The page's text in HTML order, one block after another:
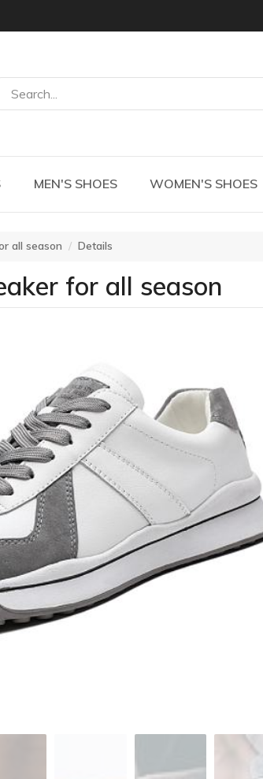
MEN'S SHOES WOMEN'S SHOES
all season Details
for all season